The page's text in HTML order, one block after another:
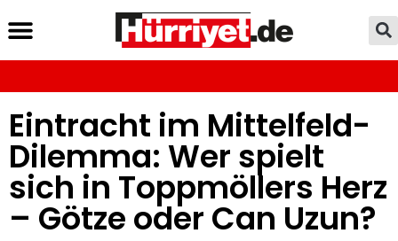
Eintracht im Mittelfeld-
Dilemma: Wer spielt
sich in Toppmöllers Herz
– Götze oder Can Uzun?